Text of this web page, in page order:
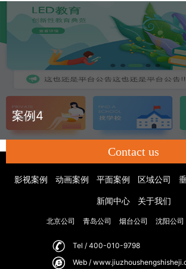
案例4
Contact us
影视案例 动画案例 平面案例 区域公司
新闻中心 关于我们
北京公司 青岛公司 烟台公司 沈阳公司
Tel / 400-010-9798
Web /